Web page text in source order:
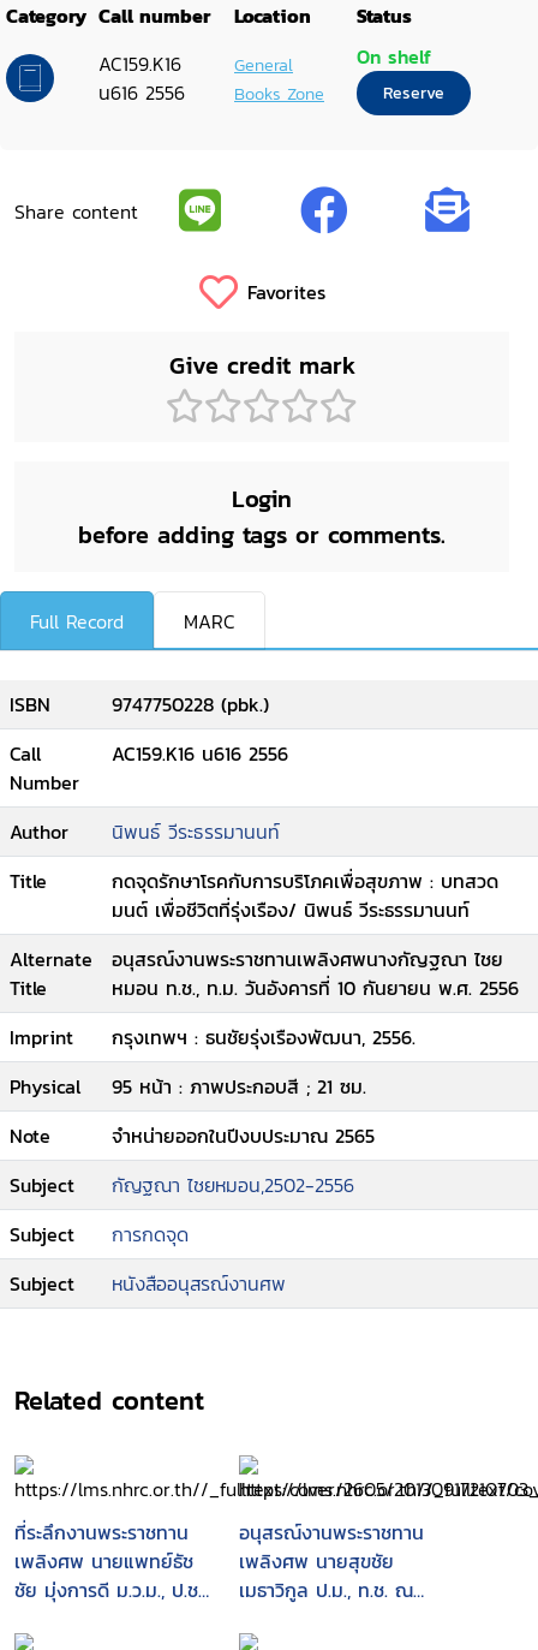
Category Call number Location
Status
AC159.K16
น616 2556
General
Books Zone
On shelf
Reserve
Share content
Favorites
Give credit mark
Login
before adding tags or comments.
Full Record MARC
ISBN
9747750228 (pbk.)
Call
Number
AC159.K16 น616 2556
Author
นิพนธ์ วีระธรรมานนท์
Title
กดจุดรักษาโรคกับการบริโภคเพื่อสุขภาพ : บทสวด
มนต์ เพื่อชีวิตที่รุ่งเรือง/ นิพนธ์ วีระธรรมานนท์
Alternate
Title
อนุสรณ์งานพระราชทานเพลิงศพนางกัญฐณา ไชย
หมอน ท.ช., ท.ม. วันอังคารที่ 10 กันยายน พ.ศ. 2556
Imprint
กรุงเทพฯ : ธนชัยรุ่งเรืองพัฒนา, 2556.
Physical
95 หน้า : ภาพประกอบสี ; 21 ซม.
Note
จำหน่ายออกในปีงบประมาณ 2565
Subject
กัญฐณา ไชยหมอน,2502-2556
Subject
การกดจุด
Subject
หนังสืออนุสรณ์งานศพ
Related content
ที่ระลึกงานพระราชทาน
เพลิงศพ นายแพทย์ธัช
ชัย มุ่งการดี ม.ว.ม., ป.ช.,
อนุสรณ์งานพระราชทาน
เพลิงศพ นายสุขชัย
เมธาวิกูล ป.ม., ท.ช. ณ